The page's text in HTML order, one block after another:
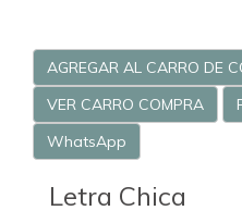
AGREGAR AL CARRO DE
VER CARRO COMPRA
WhatsApp
Letra Chica